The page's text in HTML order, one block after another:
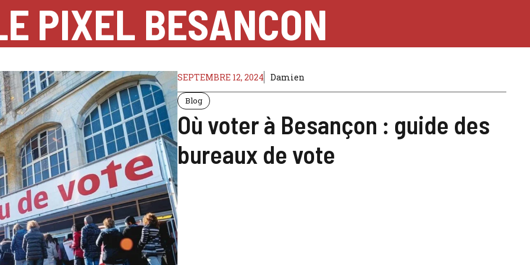
PIXEL BESANCON
SEPTEMBRE 12, 2024 Damien
Blog
Où voter à Besançon : guide des
bureaux de vote